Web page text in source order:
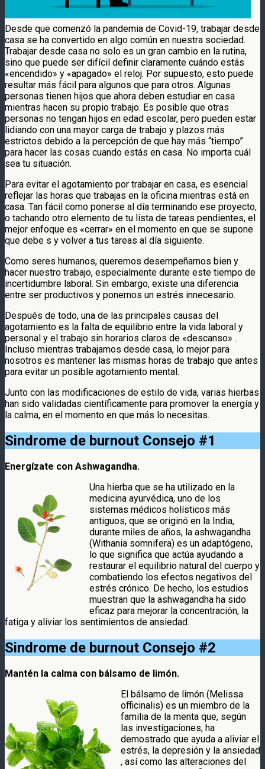
Desde que comenzó la pandemia de Covid-19, trabajar desde
casa se ha convertido en algo común en nuestra sociedad.
Trabajar desde casa no solo es un gran cambio en la rutina,
sino que puede ser difícil definir claramente cuándo estás
«encendido» y «apagado» el reloj. Por supuesto, esto puede
resultar más fácil para algunos que para otros. Algunas
personas tienen hijos que ahora deben estudiar en casa
mientras hacen su propio trabajo. Es posible que otras
personas no tengan hijos en edad escolar, pero pueden estar
lidiando con una mayor carga de trabajo y plazos más
estrictos debido a la percepción de que hay más “tiempo”
para hacer las cosas cuando estás en casa. No importa cuál
sea tu situación.
Para evitar el agotamiento por trabajar en casa, es esencial
reflejar las horas que trabajas en la oficina mientras está en
casa. Tan fácil como ponerse al día terminando ese proyecto,
o tachando otro elemento de tu lista de tareas pendientes, el
mejor enfoque es «cerrar» en el momento en que se supone
que debe s y volver a tus tareas al día siguiente.
Como seres humanos, queremos desempeñarnos bien y
hacer nuestro trabajo, especialmente durante este tiempo de
incertidumbre laboral. Sin embargo, existe una diferencia
entre ser productivos y ponernos un estrés innecesario.
Después de todo, una de las principales causas del
agotamiento es la falta de equilibrio entre la vida laboral y
personal y el trabajo sin horarios claros de «descanso» .
Incluso mientras trabajamos desde casa, lo mejor para
nosotros es mantener las mismas horas de trabajo que antes
para evitar un posible agotamiento mental.
Junto con las modificaciones de estilo de vida, varias hierbas
han sido validadas científicamente para promover la energía y
la calma, en el momento en que más lo necesitas.
Sindrome de burnout Consejo #1
Energízate con Ashwagandha.
Una hierba que se ha utilizado en la
medicina ayurvédica, uno de los
sistemas médicos holísticos más
antiguos, que se originó en la India,
durante miles de años, la ashwagandha
(Withania somnifera) es un adaptógeno,
lo que significa que actúa ayudando a
restaurar el equilibrio natural del cuerpo y
combatiendo los efectos negativos del
estrés crónico. De hecho, los estudios
muestran que la ashwagandha ha sido
eficaz para mejorar la concentración, la
fatiga y aliviar los sentimientos de ansiedad.
Sindrome de burnout Consejo #2
Mantén la calma con bálsamo de limón.
El bálsamo de limón (Melissa
officinalis) es un miembro de la
familia de la menta que, según
las investigaciones, ha
demostrado que ayuda a aliviar el
estrés, la depresión y la ansiedad
, así como las alteraciones del